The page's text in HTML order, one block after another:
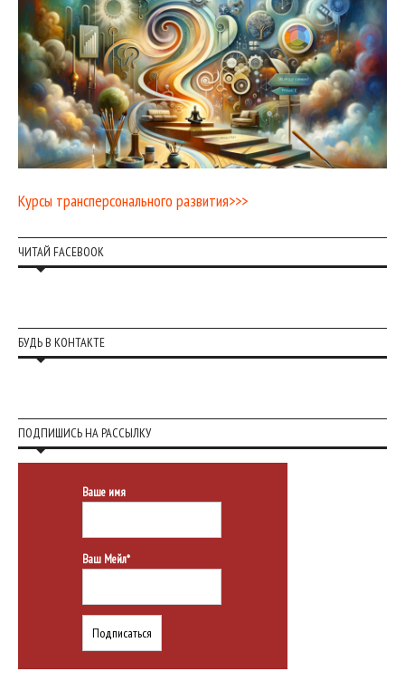
Курсы трансперсонального развития>>>
ЧИТАЙ FACEBOOK
БУДЬ В КОНТАКТЕ
ПОДПИШИСЬ НА РАССЫЛКУ
Ваше имя
Ваш Мейл*